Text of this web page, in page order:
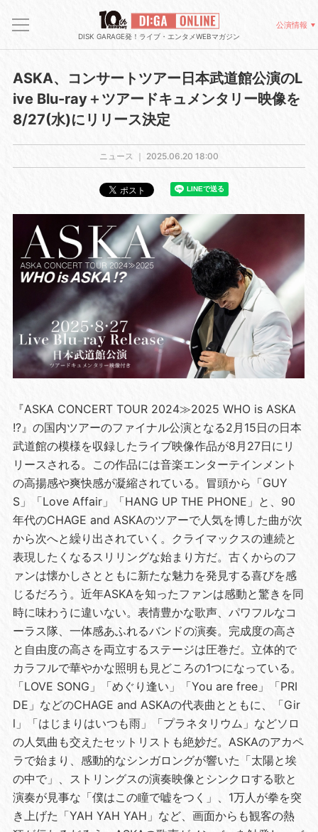
DISK GARAGE発！ライブ・エンタメWEBマガジン
公演情報
ASKA、コンサートツアー日本武道館公演のL
ive Blu-ray＋ツアードキュメンタリー映像を
8/27(水)にリリース決定
ニュース ｜ 2025.06.20 18:00
『ASKA CONCERT TOUR 2024≫2025 WHO is ASKA
!?』の国内ツアーのファイナル公演となる2月15日の日本
武道館の模様を収録したライブ映像作品が8月27日にリ
リースされる。この作品には音楽エンターテインメント
の高揚感や爽快感が凝縮されている。冒頭から「GUY
S」「Love Affair」「HANG UP THE PHONE」と、90
年代のCHAGE and ASKAのツアーで人気を博した曲が次
から次へと繰り出されていく。クライマックスの連続と
表現したくなるスリリングな始まり方だ。古くからのフ
ァンは懐かしさとともに新たな魅力を発見する喜びを感
じるだろう。近年ASKAを知ったファンは感動と驚きを同
時に味わうに違いない。表情豊かな歌声、パワフルなコ
ーラス隊、一体感あふれるバンドの演奏。完成度の高さ
と自由度の高さを両立するステージは圧巻だ。立体的で
カラフルで華やかな照明も見どころの1つになっている。
「LOVE SONG」「めぐり逢い」「You are free」「PRI
DE」などのCHAGE and ASKAの代表曲とともに、「Gir
l」「はじまりはいつも雨」「プラネタリウム」などソロ
の人気曲も交えたセットリストも絶妙だ。ASKAのアカペ
ラで始まり、感動的なシンガロングが響いた「太陽と埃
の中で」、ストリングスの演奏映像とシンクロする歌と
演奏が見事な「僕はこの瞳で嘘をつく」、1万人が拳を突
き上げた「YAH YAH YAH」など、画面からも観客の熱